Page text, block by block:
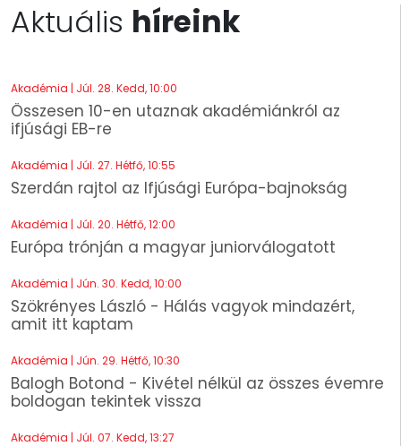
Aktuális híreink
Akadémia | Júl. 28. Kedd, 10:00
Összesen 10-en utaznak akadémiánkról az
ifjúsági EB-re
Akadémia | Júl. 27. Hétfő, 10:55
Szerdán rajtol az Ifjúsági Európa-bajnokság
Akadémia | Júl. 20. Hétfő, 12:00
Európa trónján a magyar juniorválogatott
Akadémia | Jún. 30. Kedd, 10:00
Szökrényes László - Hálás vagyok mindazért,
amit itt kaptam
Akadémia | Jún. 29. Hétfő, 10:30
Balogh Botond - Kivétel nélkül az összes évemre
boldogan tekintek vissza
Akadémia | Júl. 07. Kedd, 13:27